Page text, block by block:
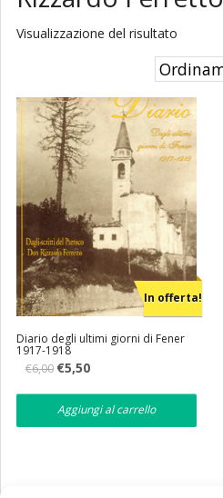
Libri
Eventi
Librerie
Visualizzazione del risultato
In offerta!
Diario degli ultimi giorni di Fener
1917-1918
€6,00 Il
prezzo
originale
era:
€5,50Il
attuale
è:
Aggiungi al carrello